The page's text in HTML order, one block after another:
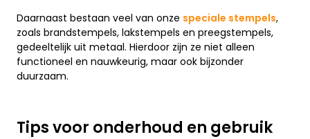
Daarnaast bestaan veel van onze speciale stempels,
zoals brandstempels, lakstempels en preegstempels,
gedeeltelijk uit metaal. Hierdoor zijn ze niet alleen
functioneel en nauwkeurig, maar ook bijzonder
duurzaam.
Tips voor onderhoud en gebruik